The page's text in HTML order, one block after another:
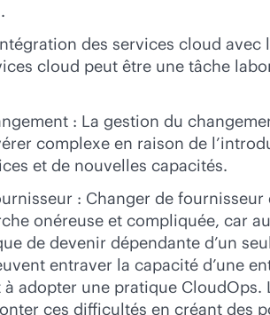
des services cloud avec
cloud peut être une tâche
: La gestion du
complexe en raison de
et de nouvelles capacités.
: Changer de
onéreuse et compliquée, car
de devenir dépendante d’un
entraver la capacité d’une
adopter une pratique CloudOps.
ces difficultés en créant des